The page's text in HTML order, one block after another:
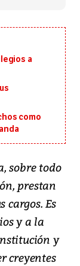
a
como
sobre todo
prestan
cargos. Es
y a la
y
creyentes